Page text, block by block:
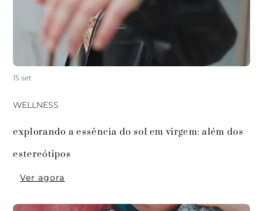
15 set
WELLNESS
explorando a essência do sol em virgem: além dos
estereótipos
Ver agora